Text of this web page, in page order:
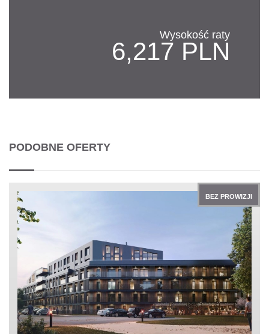
Wysokość raty
6,217 PLN
PODOBNE OFERTY
BEZ PROWIZJI